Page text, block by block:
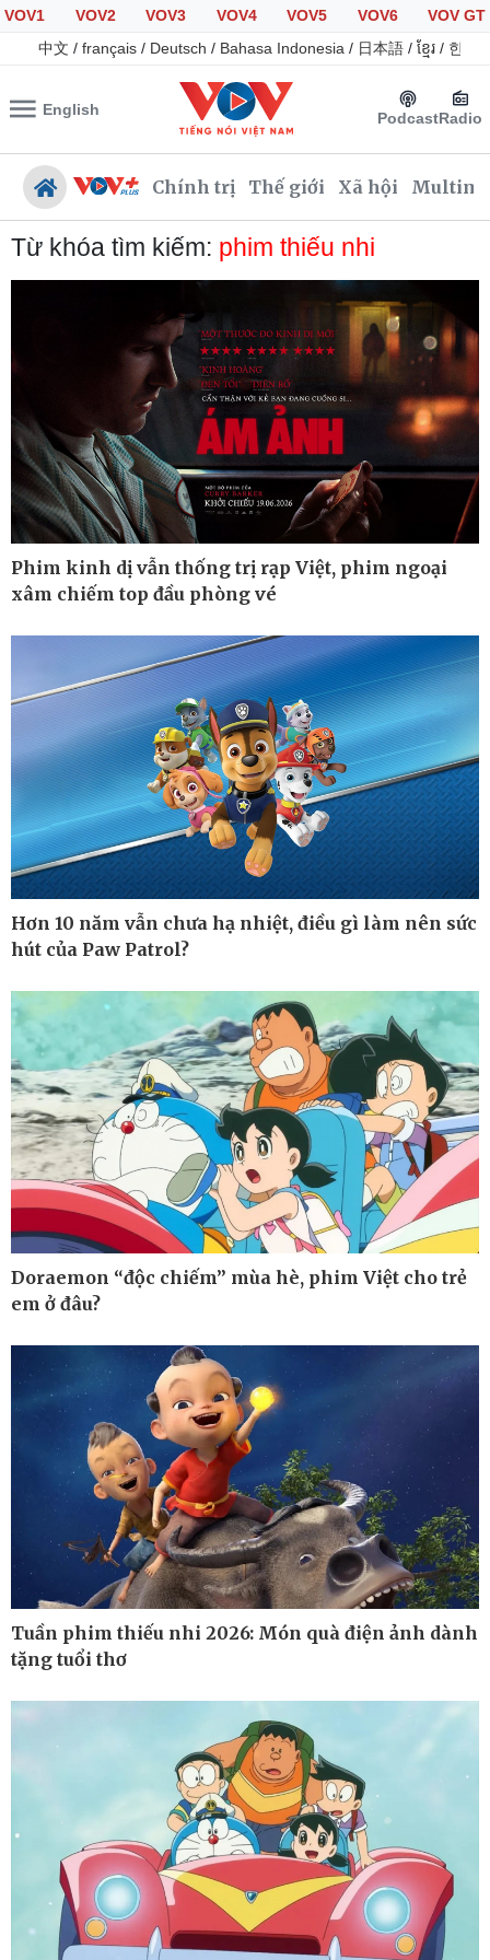
VOV1 VOV2 VOV3 VOV4 VOV5 VOV6
VOV GT
中文 / français / Deutsch / Bahasa Indonesia / 日本語 / ខ្មែរ / 한국
English PodcastRadio
Chính trị Thế giới Xã hội
Nhận diện sự thật
Tin 24h
Dự báo thời tiết
Dấu ấn VOV
Việc làm
Biển đảo
Thế giới
Quan sát
Cuộc sống đó đây
Hồ sơ
Multimedia
Video
E-Magazine
Kinh tế
Bất động sản
Khởi nghiệp
Thị trường
Giá vàng
Tiêu dùng
Tỷ giá
Chứng khoán
Giá cà phê
Pháp luật
Vụ án
Tin nóng
Tư vấn luật
Thể thao
Pickleball
Bóng đá quốc tế
Bóng đá Việt Nam
Thế giới thể thao
Từ khóa tìm kiếm: phim thiếu nhi
Phim kinh dị vẫn thống trị rạp Việt, phim ngoại
xâm chiếm top đầu phòng vé
Hơn 10 năm vẫn chưa hạ nhiệt, điều gì làm nên sức
hút của Paw Patrol?
Doraemon “độc chiếm” mùa hè, phim Việt cho trẻ
em ở đâu?
Tuần phim thiếu nhi 2026: Món quà điện ảnh dành
tặng tuổi thơ